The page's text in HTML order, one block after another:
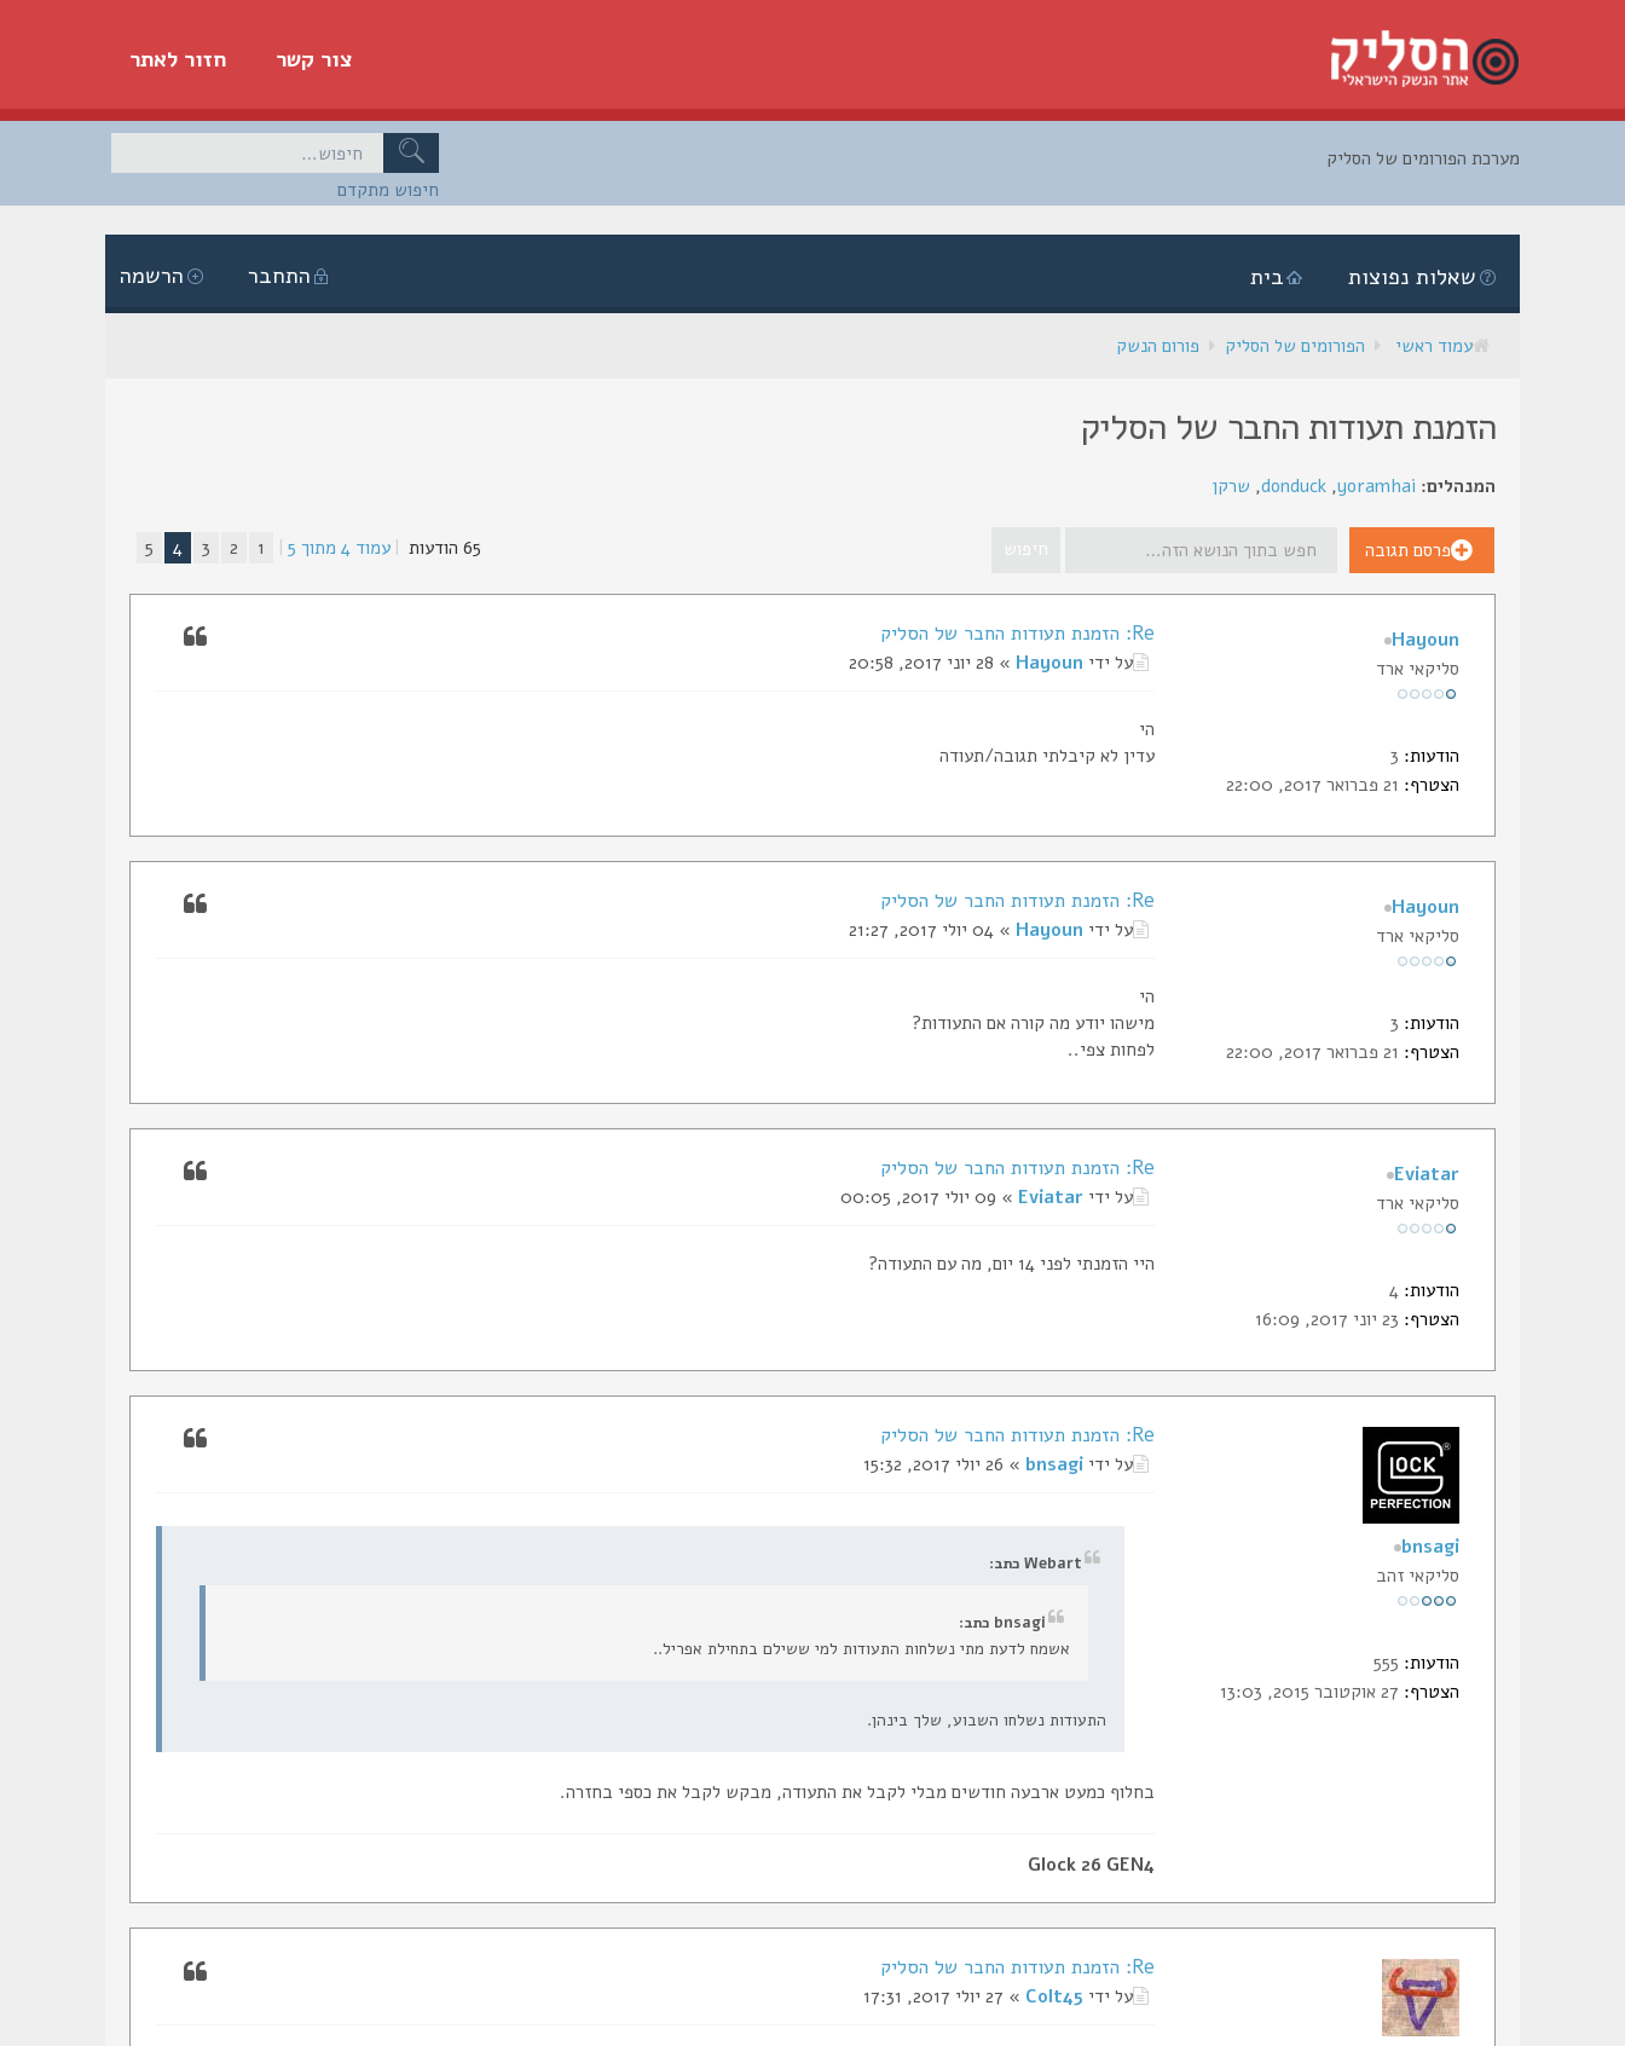
חזור לאתר צור קשר
חיפוש מתקדם
מערכת הפורומים של הסליק
הרשמה התחבר בית שאלות נפוצות
עמוד ראשי הפורומים של הסליק פורום הנשק
הזמנת תעודות החבר של הסליק
המנהלים: yoramhai
,
donduck
, שרקן
פרסם תגובה 65 הודעות עמוד 4 מתוך 5
1
2
3
4
5
Re: הזמנת תעודות החבר של הסליק
על ידי Hayoun » 28 יוני 2017, 20:58
הי
עדין לא קיבלתי תגובה/תעודה
Hayoun
סליקאי ארד
הודעות:
הצטרף:
Re: הזמנת תעודות החבר של הסליק
על ידי Hayoun » 04 יולי 2017, 21:27
הי
מישהו יודע מה קורה אם התעודות?
לפחות צפי..
Hayoun
סליקאי ארד
הודעות:
הצטרף:
Re: הזמנת תעודות החבר של הסליק
על ידיEviatar » 09 יולי 2017, 00:05
היי הזמנתי לפני 14 יום, מה עם התעודה?
Eviatar
סליקאי ארד
הודעות:
הצטרף:
Re: הזמנת תעודות החבר של הסליק
על ידיbnsagi » 26 יולי 2017, 15:32
Webart כתב:
bnsagi כתב:
אשמח לדעת מתי נשלחות התעודות למי ששילם בתחילת אפריל..
התעודות נשלחו השבוע, שלך בינהן.
בחלוף כמעט ארבעה חודשים מבלי לקבל את התעודה, מבקש לקבל את כספי בחזרה.
Glock 26 GEN4
bnsagi
סליקאי זהב
הודעות:
הצטרף:
Re: הזמנת תעודות החבר של הסליק
על ידי Colt45 » 27 יולי 2017, 17:31